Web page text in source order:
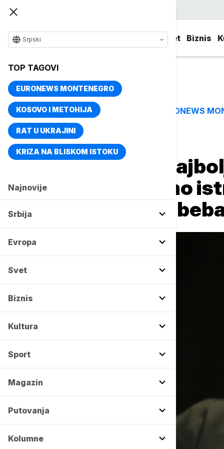
Svet Biznis
Srpski
TOP TAGOVI
EURONEWS MONTENEGRO
KOSOVO I METOHIJA
RAT U UKRAJINI
KRIZA NA BLISKOM ISTOKU
Najnovije
Srbija
Evropa
Svet
Biznis
Kultura
Sport
Magazin
Putovanja
Kolumne
TOP TAGOVI EURONEWS
Naslovna Magazin
Da li je iPhone
svetu? Šokantno
rađa sve manje